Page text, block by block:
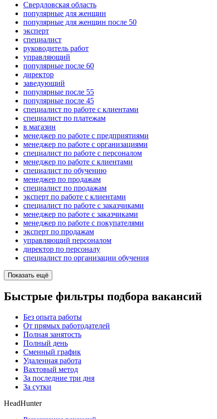
Свердловская область
популярные для женщин
популярные для женщин после 50
эксперт
специалист
руководитель работ
управляющий
популярные после 60
директор
заведующий
популярные после 55
популярные после 45
специалист по работе с клиентами
специалист по платежам
в магазин
менеджер по работе с предприятиями
менеджер по работе с организациями
специалист по работе с персоналом
менеджер по работе с клиентами
специалист по обучению
менеджер по продажам
специалист по продажам
эксперт по работе с клиентами
специалист по работе с заказчиками
менеджер по работе с заказчиками
менеджер по работе с покупателями
эксперт по продажам
управляющий персоналом
директор по персоналу
специалист по организации обучения
Показать ещё
Быстрые фильтры подбора вакансий
Без опыта работы
От прямых работодателей
Полная занятость
Полный день
Сменный график
Удаленная работа
Вахтовый метод
За последние три дня
За сутки
HeadHunter